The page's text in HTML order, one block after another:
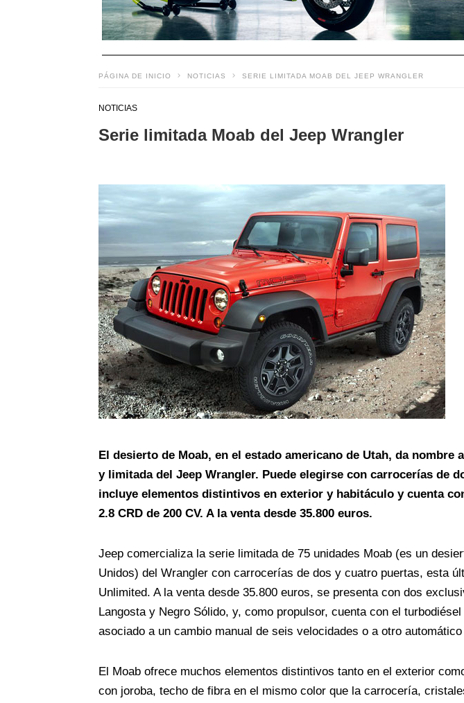
PÁGINA DE INICIO NOTICIAS SERIE LIMITADA MOAB DEL JEEP WRANGLER
NOTICIAS
Serie limitada Moab del Jeep Wrangler
El desierto de Moab, en el estado americano de Utah, da nombre
y limitada del Jeep Wrangler. Puede elegirse con carrocerías de
incluye elementos distintivos en exterior y habitáculo y cuenta
2.8 CRD de 200 CV. A la venta desde 35.800 euros.
Jeep comercializa la serie limitada de 75 unidades Moab (es un
Unidos) del Wrangler con carrocerías de dos y cuatro puertas, esta
Unlimited. A la venta desde 35.800 euros, se presenta con dos
Langosta y Negro Sólido, y, como propulsor, cuenta con el
asociado a un cambio manual de seis velocidades o a otro
El Moab ofrece muchos elementos distintivos tanto en el exterior
con joroba, techo de fibra en el mismo color que la carrocería,